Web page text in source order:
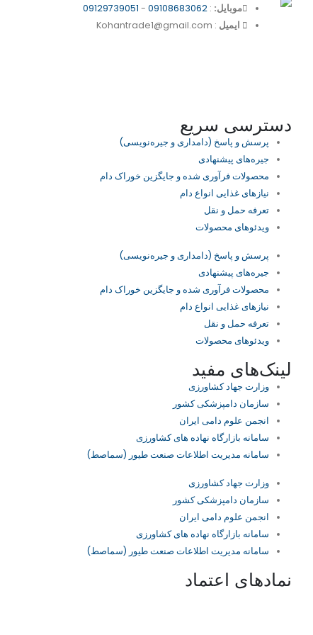
موبایل: :
09108683062
-
09129739051
ایمیل : Kohantrade1@gmail.com
دسترسی سریع
پرسش و پاسخ (دامداری و جیره‌نویسی)
جیره‌های پیشنهادی
محصولات فرآوری شده و جایگزین خوراک دام
نیازهای غذایی انواع دام
تعرفه حمل و نقل
ویدئو‌های محصولات
پرسش و پاسخ (دامداری و جیره‌نویسی)
جیره‌های پیشنهادی
محصولات فرآوری شده و جایگزین خوراک دام
نیازهای غذایی انواع دام
تعرفه حمل و نقل
ویدئو‌های محصولات
لینک‌های مفید
وزارت جهاد کشاورزی
سازمان دامپزشکی کشور
انجمن علوم دامی ایران
سامانه بازارگاه نهاده های کشاورزی
سامانه مدیریت اطلاعات صنعت طیور (سماصط)
وزارت جهاد کشاورزی
سازمان دامپزشکی کشور
انجمن علوم دامی ایران
سامانه بازارگاه نهاده های کشاورزی
سامانه مدیریت اطلاعات صنعت طیور (سماصط)
نمادهای اعتماد